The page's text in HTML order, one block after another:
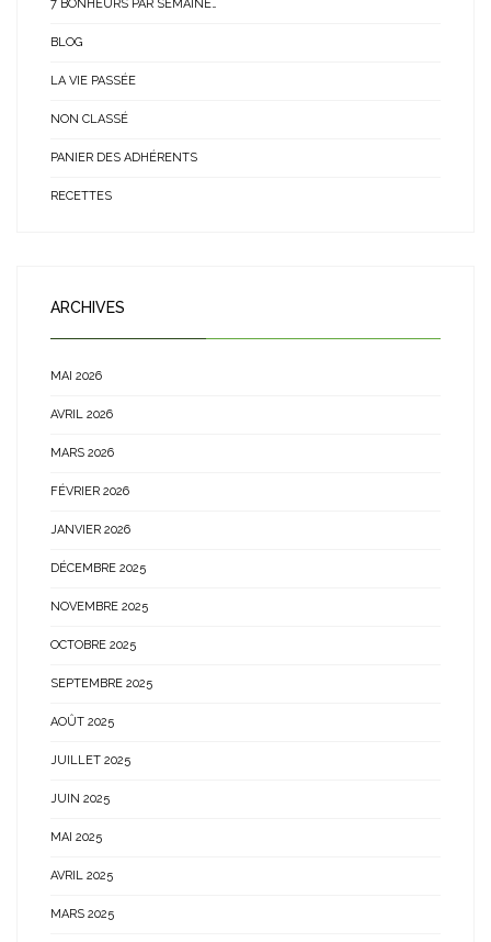
7 BONHEURS PAR SEMAINE…
BLOG
LA VIE PASSÉE
NON CLASSÉ
PANIER DES ADHÉRENTS
RECETTES
ARCHIVES
MAI 2026
AVRIL 2026
MARS 2026
FÉVRIER 2026
JANVIER 2026
DÉCEMBRE 2025
NOVEMBRE 2025
OCTOBRE 2025
SEPTEMBRE 2025
AOÛT 2025
JUILLET 2025
JUIN 2025
MAI 2025
AVRIL 2025
MARS 2025